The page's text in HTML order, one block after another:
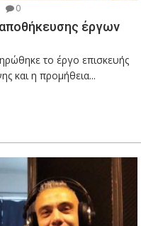
0
έργων
το έργο επισκευής
και η προμήθεια...